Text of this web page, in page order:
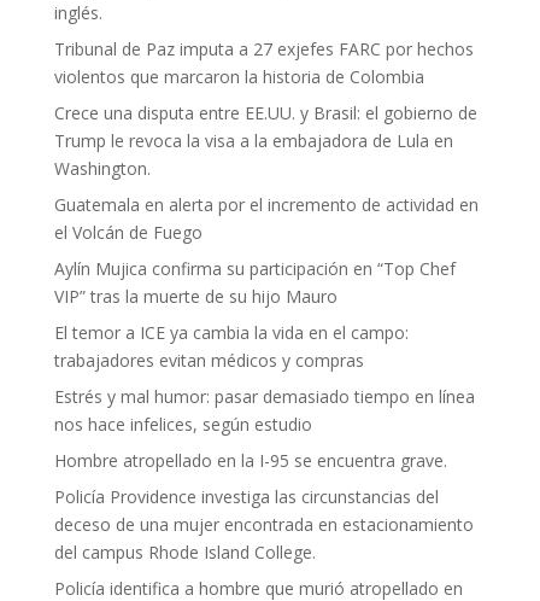
inglés.
Tribunal de Paz imputa a 27 exjefes FARC por hechos
violentos que marcaron la historia de Colombia
Crece una disputa entre EE.UU. y Brasil: el gobierno de
Trump le revoca la visa a la embajadora de Lula en
Washington.
Guatemala en alerta por el incremento de actividad en
el Volcán de Fuego
Aylín Mujica confirma su participación en “Top Chef
VIP” tras la muerte de su hijo Mauro
El temor a ICE ya cambia la vida en el campo:
trabajadores evitan médicos y compras
Estrés y mal humor: pasar demasiado tiempo en línea
nos hace infelices, según estudio
Hombre atropellado en la I-95 se encuentra grave.
Policía Providence investiga las circunstancias del
deceso de una mujer encontrada en estacionamiento
del campus Rhode Island College.
Policía identifica a hombre que murió atropellado en